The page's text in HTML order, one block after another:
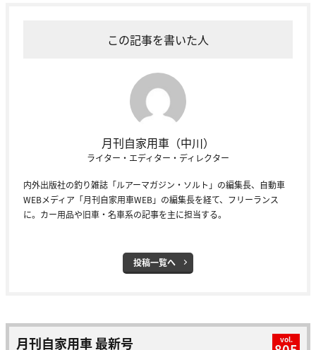
この記事を書いた人
月刊自家用車（中川）
ライター・エディター・ディレクター
内外出版社の釣り雑誌「ルアーマガジン・ソルト」の編集長、自動車
WEBメディア「月刊自家用車WEB」の編集長を経て、フリーランス
に。カー用品や旧車・名車系の記事を主に担当する。
投稿一覧へ
月刊自家用車 最新号 vol.